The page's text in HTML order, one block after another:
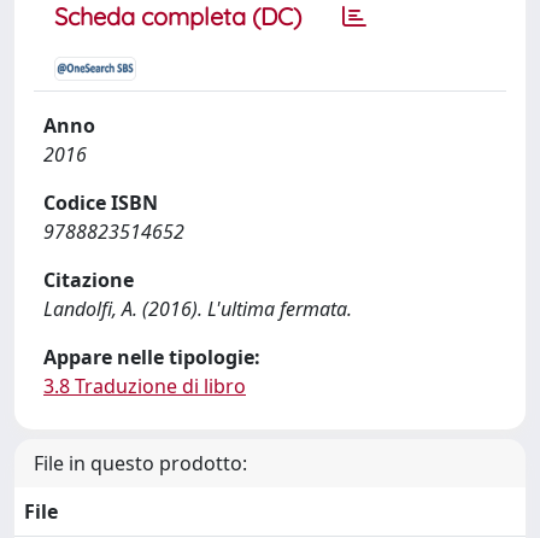
Scheda completa (DC)
Anno
2016
Codice ISBN
9788823514652
Citazione
Landolfi, A. (2016). L'ultima fermata.
Appare nelle tipologie:
3.8 Traduzione di libro
File in questo prodotto:
File